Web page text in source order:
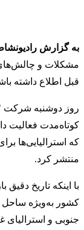
به گزارش
مشکلات و
قبل اطلاع داشته
روز دوشنبه شرکت
کوتاه‌مدت فعالیت
که استرالیایی‌ها
منتشر کرد.
با اینکه تاریخ
کشور به‌ویژه ساحل
جنوبی و